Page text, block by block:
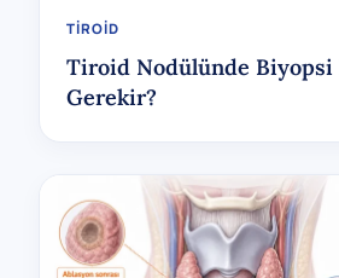
TIROID
Tiroid Nodülünde Biyopsi
Gerekir?